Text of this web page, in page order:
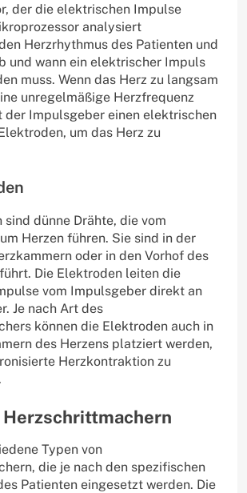
der die elektrischen Impulse
analysiert
Herzrhythmus des Patienten und
und wann ein elektrischer Impuls
muss. Wenn das Herz zu langsam
unregelmäßige Herzfrequenz
der Impulsgeber einen elektrischen
um das Herz zu
sind dünne Drähte, die vom
Herzen führen. Sie sind in der
oder in den Vorhof des
Die Elektroden leiten die
vom Impulsgeber direkt an
Je nach Art des
können die Elektroden auch in
des Herzens platziert werden,
Herzkontraktion zu
Herzschrittmachern
Typen von
die je nach den spezifischen
Patienten eingesetzt werden. Die